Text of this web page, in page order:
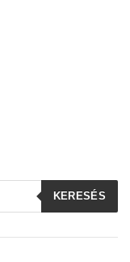
KERESÉS